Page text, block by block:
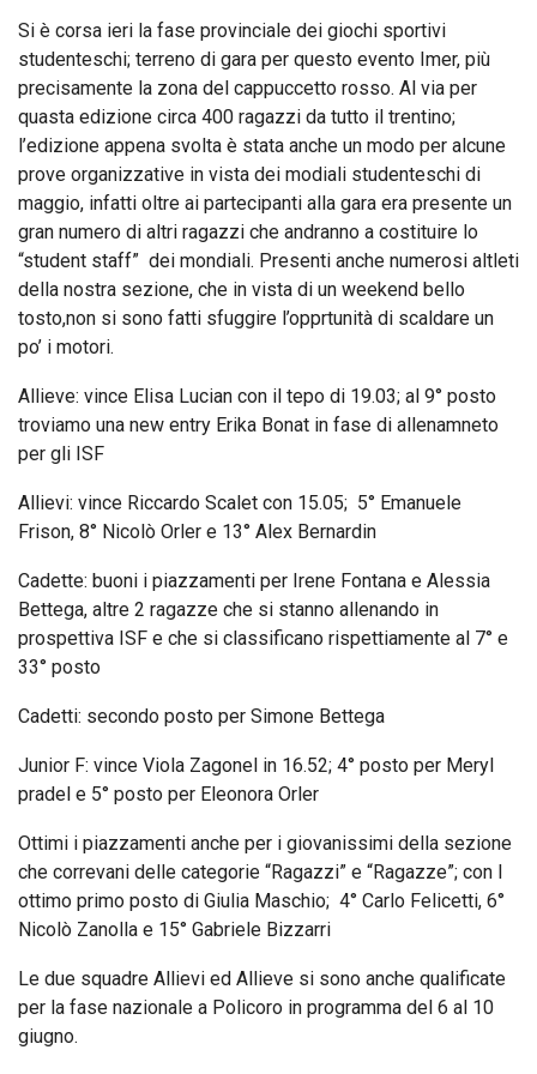
Si è corsa ieri la fase provinciale dei giochi sportivi
studenteschi; terreno di gara per questo evento Imer, più
precisamente la zona del cappuccetto rosso. Al via per
quasta edizione circa 400 ragazzi da tutto il trentino;
l’edizione appena svolta è stata anche un modo per alcune
prove organizzative in vista dei modiali studenteschi di
maggio, infatti oltre ai partecipanti alla gara era presente un
gran numero di altri ragazzi che andranno a costituire lo
“student staff” dei mondiali. Presenti anche numerosi altleti
della nostra sezione, che in vista di un weekend bello
tosto,non si sono fatti sfuggire l’opprtunità di scaldare un
po’ i motori.
Allieve: vince Elisa Lucian con il tepo di 19.03; al 9° posto
troviamo una new entry Erika Bonat in fase di allenamneto
per gli ISF
Allievi: vince Riccardo Scalet con 15.05; 5° Emanuele
Frison, 8° Nicolò Orler e 13° Alex Bernardin
Cadette: buoni i piazzamenti per Irene Fontana e Alessia
Bettega, altre 2 ragazze che si stanno allenando in
prospettiva ISF e che si classificano rispettiamente al 7° e
33° posto
Cadetti: secondo posto per Simone Bettega
Junior F: vince Viola Zagonel in 16.52; 4° posto per Meryl
pradel e 5° posto per Eleonora Orler
Ottimi i piazzamenti anche per i giovanissimi della sezione
che correvani delle categorie “Ragazzi” e “Ragazze”; con l
ottimo primo posto di Giulia Maschio; 4° Carlo Felicetti, 6°
Nicolò Zanolla e 15° Gabriele Bizzarri
Le due squadre Allievi ed Allieve si sono anche qualificate
per la fase nazionale a Policoro in programma del 6 al 10
giugno.